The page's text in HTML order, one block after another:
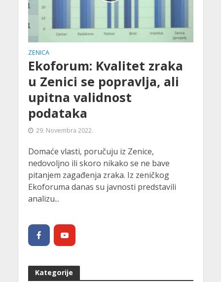
ZENICA
Ekoforum: Kvalitet zraka
u Zenici se popravlja, ali
upitna validnost
podataka
29. Novembra 2022.
Domaće vlasti, poručuju iz Zenice,
nedovoljno ili skoro nikako se ne bave
pitanjem zagađenja zraka. Iz zeničkog
Ekoforuma danas su javnosti predstavili
analizu...
Kategorije